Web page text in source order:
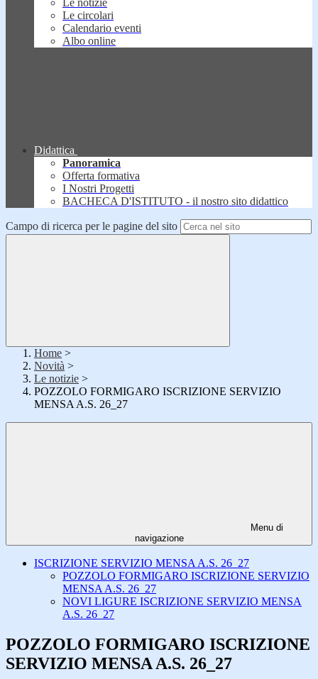
Le notizie
Le circolari
Calendario eventi
Albo online
Didattica
Panoramica
Offerta formativa
I Nostri Progetti
BACHECA D'ISTITUTO - il nostro sito didattico
Campo di ricerca per le pagine del sito
Home >
Novità >
Le notizie >
POZZOLO FORMIGARO ISCRIZIONE SERVIZIO
MENSA A.S. 26_27
Menu di
navigazione
ISCRIZIONE SERVIZIO MENSA A.S. 26_27
POZZOLO FORMIGARO ISCRIZIONE SERVIZIO
MENSA A.S. 26_27
NOVI LIGURE ISCRIZIONE SERVIZIO MENSA
A.S. 26_27
POZZOLO FORMIGARO ISCRIZIONE
SERVIZIO MENSA A.S. 26_27